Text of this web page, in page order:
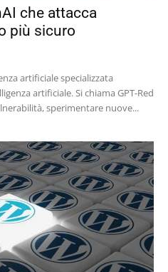
che attacca
più sicuro
artificiale specializzata
artificiale. Si chiama GPT-Red
sperimentare nuove...